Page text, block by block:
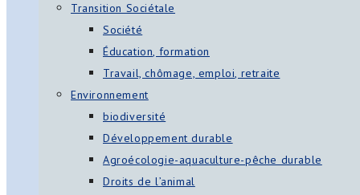
Transition Sociétale
Société
Éducation, formation
Travail, chômage, emploi, retraite
Environnement
biodiversité
Développement durable
Agroécologie-aquaculture-pêche durable
Droits de l’animal